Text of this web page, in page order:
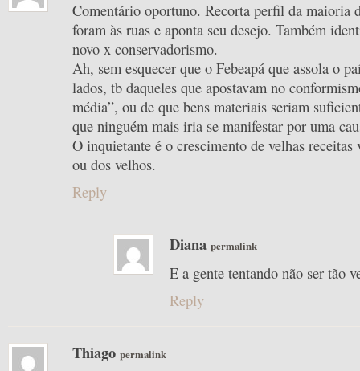
Comentário oportuno. Recorta perfil da maioria
foram às ruas e aponta seu desejo. Também
novo x conservadorismo.
Ah, sem esquecer que o Febeapá que assola o
lados, tb daqueles que apostavam no
média”, ou de que bens materiais seriam
que ninguém mais iria se manifestar por uma
O inquietante é o crescimento de velhas receitas
ou dos velhos.
Reply
Diana permalink
E a gente tentando não ser tão
Reply
Thiago permalink